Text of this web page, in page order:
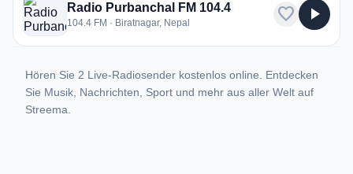
Radio Purbanchal FM 104.4
104.4 FM · Biratnagar, Nepal favorite play_arrow
Hören Sie 2 Live-Radiosender kostenlos online. Entdecken
Sie Musik, Nachrichten, Sport und mehr aus aller Welt auf
Streema.